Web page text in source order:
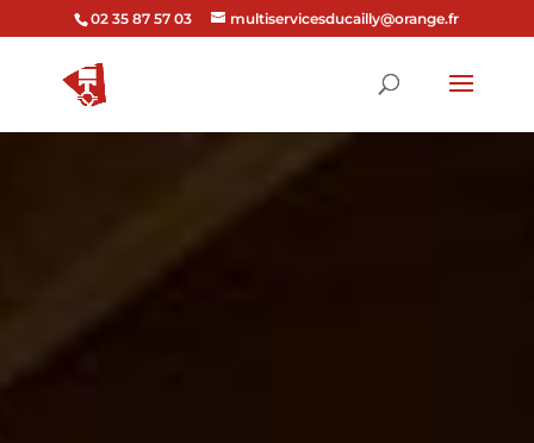
02 35 87 57 03 multiservicesducailly@orange.fr